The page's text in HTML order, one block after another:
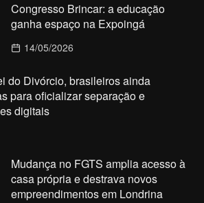
Congresso Brincar: a educação
ganha espaço na Expoingá
14/05/2026
do Divórcio, brasileiros ainda
para oficializar separação e
digitais
Mudança no FGTS amplia acesso à
casa própria e destrava novos
empreendimentos em Londrina